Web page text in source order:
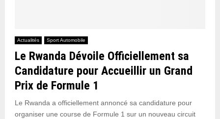
Actualités Sport Automobile
Le Rwanda Dévoile Officiellement sa
Candidature pour Accueillir un Grand
Prix de Formule 1
Le Rwanda a officiellement annoncé sa candidature pour
organiser une course de Formule 1 sur un nouveau circuit